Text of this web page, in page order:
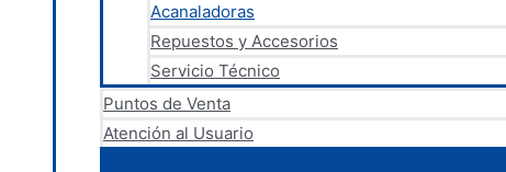
Acanaladoras
Repuestos y Accesorios
Servicio Técnico
Puntos de Venta
Atención al Usuario